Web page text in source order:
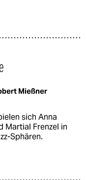
Mießner
sich Anna
Martial Frenzel in
Sphären.